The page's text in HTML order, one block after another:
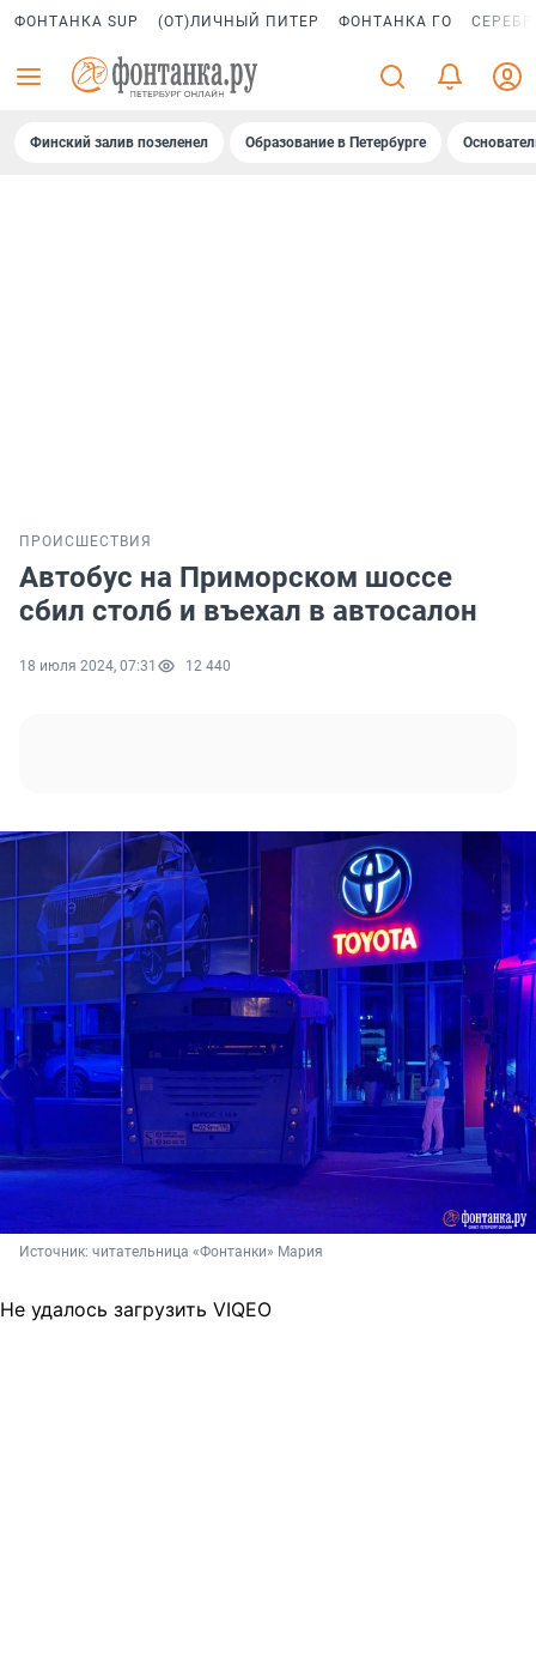
ФОНТАНКА SUP (ОТ)ЛИЧНЫЙ ПИТЕР ФОНТАНКА ГО
Финский залив позеленел Образование в Петербурге
ПРОИСШЕСТВИЯ
Автобус на Приморском шоссе
сбил столб и въехал в автосалон
18 июля 2024, 07:31 12 440
Источник: читательница «Фонтанки» Мария
Не удалось загрузить VIQEO